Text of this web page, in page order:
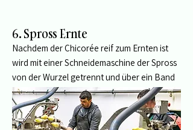
6. Spross Ernte
Nachdem der Chicorée reif zum Ernten ist
wird mit einer Schneidemaschine der Spross
von der Wurzel getrennt und über ein Band
zur Weiterverarbeitung befördert.